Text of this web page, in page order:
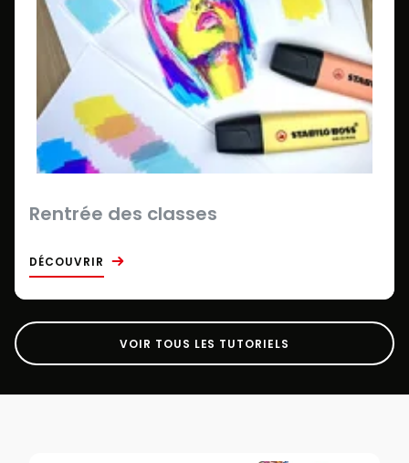
Rentrée des classes
DÉCOUVRIR
VOIR TOUS LES TUTORIELS